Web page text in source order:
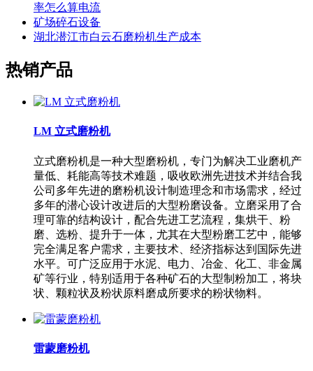
率怎么算电流
矿场碎石设备
湖北潜江市白云石磨粉机生产成本
热销产品
LM 立式磨粉机
立式磨粉机是一种大型磨粉机，专门为解决工业磨机产
量低、耗能高等技术难题，吸收欧洲先进技术并结合我
公司多年先进的磨粉机设计制造理念和市场需求，经过
多年的潜心设计改进后的大型粉磨设备。立磨采用了合
理可靠的结构设计，配合先进工艺流程，集烘干、粉
磨、选粉、提升于一体，尤其在大型粉磨工艺中，能够
完全满足客户需求，主要技术、经济指标达到国际先进
水平。可广泛应用于水泥、电力、冶金、化工、非金属
矿等行业，特别适用于各种矿石的大型制粉加工，将块
状、颗粒状及粉状原料磨成所要求的粉状物料。
雷蒙磨粉机